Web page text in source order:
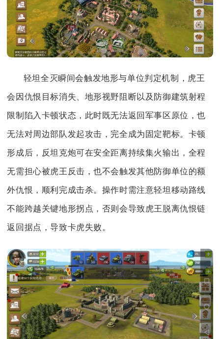
轻坦全灭瞬间会触发地形与单位判定机制，虎王
会因仇恨目标消失、地形视野阻断以及防御建筑射程
限制陷入卡顿状态，此时既无法返回军事区原位，也
无法对周边部队发起攻击，完全成为固定靶标。卡顿
形成后，反坦克炮可在安全距离持续集火输出，全程
无需担心被虎王反击，也不会触发其他防御单位的额
外仇恨，顺利完成击杀。操作时需注意轻坦移动路线
不能跨越关键地形拐点，否则会导致虎王脱离仇恨链
返回据点，导致卡虎失败。